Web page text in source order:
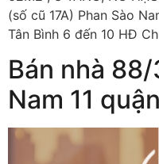
(số cũ 17A) Phan Sào
Tân Bình 6 đến 10 HĐ
Bán nhà
Nam 11